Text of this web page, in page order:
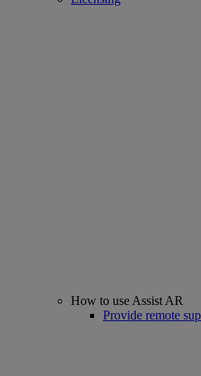
How to use Assist AR
Provide remote